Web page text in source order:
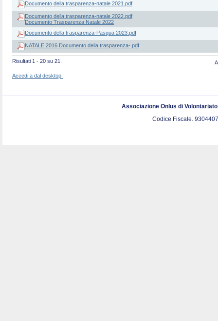
Documento della trasparenza-natale 2021.pdf
Documento della trasparenza-natale 2022.pdf
Documento Trasparenza Natale 2022
Documento della trasparenza-Pasqua 2023.pdf
NATALE 2016 Documento della trasparenza-.pdf
Risultati 1 - 20 su 21.
Accedi a dal desktop.
Associazione Onlus di
Codice Fiscale.